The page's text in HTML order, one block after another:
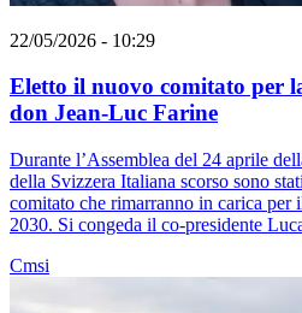
22/05/2026 - 10:29
Eletto il nuovo comitato per
don Jean-Luc Farine
Durante l’Assemblea del 24 aprile
della Svizzera Italiana scorso sono
comitato che rimarranno in carica per
2030. Si congeda il co-presidente
Cmsi